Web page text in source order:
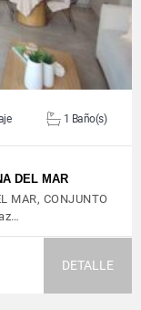
1 Baño(s)
DEL MAR
MAR, CONJUNTO
DETALLE